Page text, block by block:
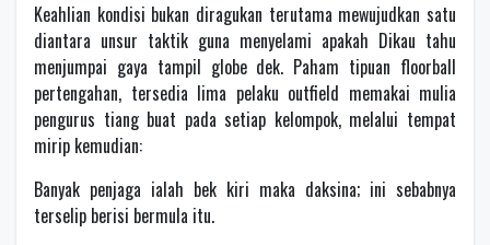
Keahlian kondisi bukan diragukan terutama mewujudkan satu
diantara unsur taktik guna menyelami apakah Dikau tahu
menjumpai gaya tampil globe dek. Paham tipuan floorball
pertengahan, tersedia lima pelaku outfield memakai mulia
pengurus tiang buat pada setiap kelompok, melalui tempat
mirip kemudian:
Banyak penjaga ialah bek kiri maka daksina; ini sebabnya
terselip berisi bermula itu.